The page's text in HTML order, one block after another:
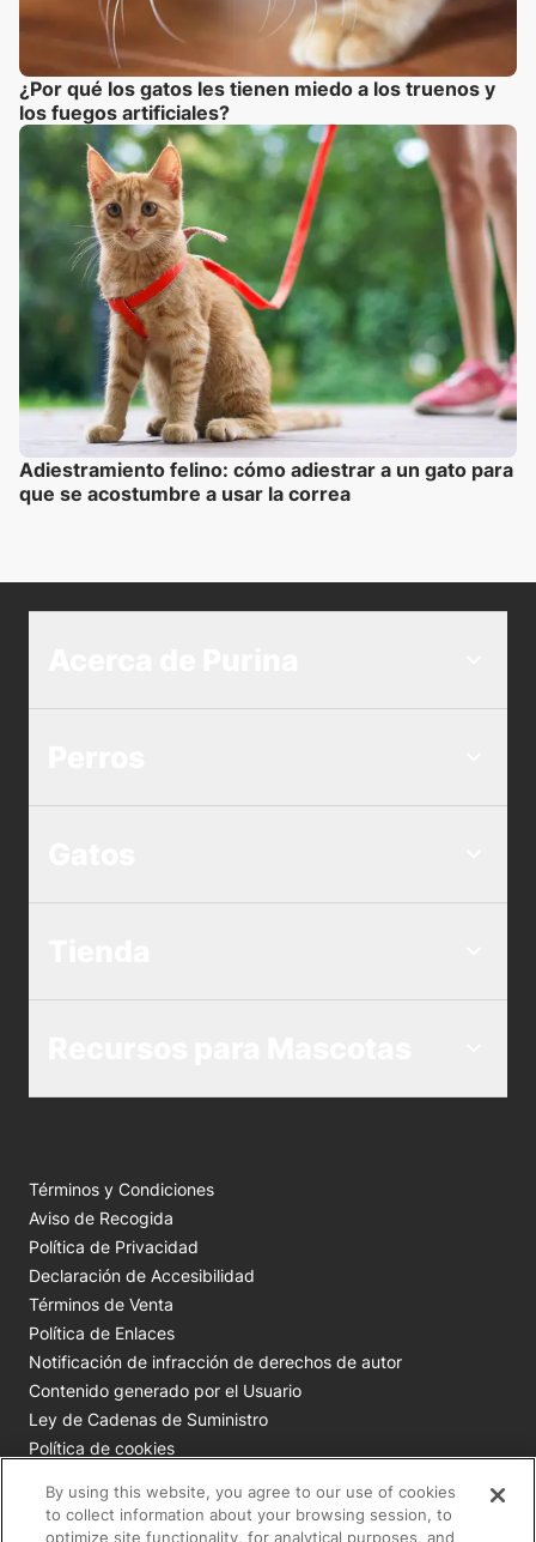
¿Por qué los gatos les tienen miedo a los truenos y
los fuegos artificiales?
Adiestramiento felino: cómo adiestrar a un gato para
que se acostumbre a usar la correa
Términos y Condiciones
Aviso de Recogida
Política de Privacidad
Declaración de Accesibilidad
Términos de Venta
Política de Enlaces
Notificación de infracción de derechos de autor
Contenido generado por el Usuario
Ley de Cadenas de Suministro
Política de cookies
Todas las marcas comerciales de Nestlé Purina son
By using this website, you agree to our use of cookies
to collect information about your browsing session, to
optimize site functionality, for analytical purposes, and